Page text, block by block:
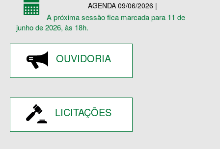
AGENDA 09/06/2026 |
A próxima sessão fica marcada para 11 de
junho de 2026, às 18h.
OUVIDORIA
LICITAÇÕES